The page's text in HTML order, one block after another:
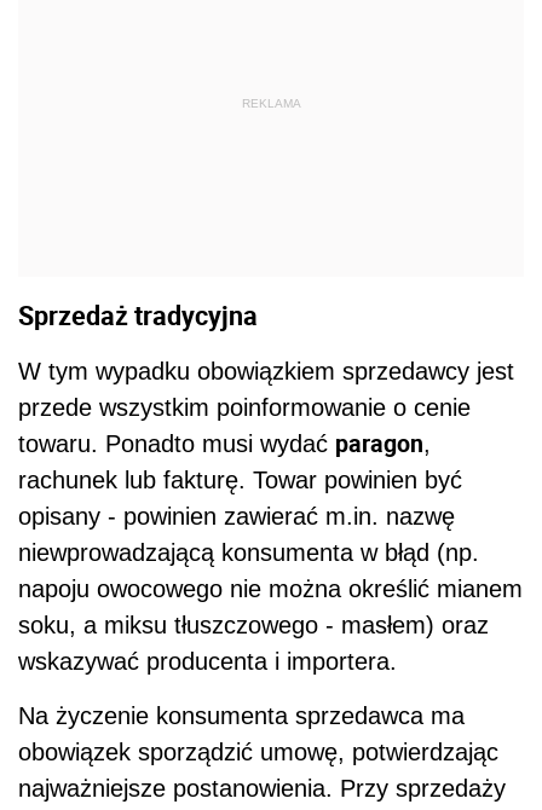
REKLAMA
Sprzedaż tradycyjna
W tym wypadku obowiązkiem sprzedawcy jest
przede wszystkim poinformowanie o cenie
towaru. Ponadto musi wydać paragon,
rachunek lub fakturę. Towar powinien być
opisany - powinien zawierać m.in. nazwę
niewprowadzającą konsumenta w błąd (np.
napoju owocowego nie można określić mianem
soku, a miksu tłuszczowego - masłem) oraz
wskazywać producenta i importera.
Na życzenie konsumenta sprzedawca ma
obowiązek sporządzić umowę, potwierdzając
najważniejsze postanowienia. Przy sprzedaży